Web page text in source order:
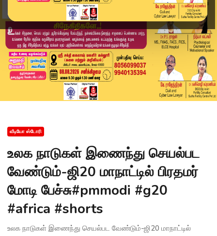
வீடியோ ஸ்டோரி
உலக நாடுகள் இணைந்து செயல்பட
வேண்டும்-ஜி20 மாநாட்டில் பிரதமர்
மோடி பேச்சு#pmmodi #g20
#africa #shorts
உலக நாடுகள் இணைந்து செயல்பட வேண்டும்-ஜி20 மாநாட்டில்